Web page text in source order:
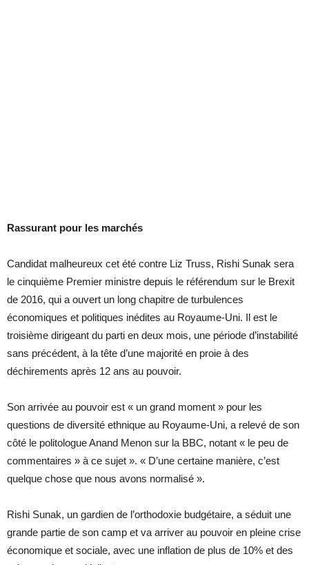
Rassurant pour les marchés
Candidat malheureux cet été contre Liz Truss, Rishi Sunak sera
le cinquième Premier ministre depuis le référendum sur le Brexit
de 2016, qui a ouvert un long chapitre de turbulences
économiques et politiques inédites au Royaume-Uni. Il est le
troisième dirigeant du parti en deux mois, une période d’instabilité
sans précédent, à la tête d’une majorité en proie à des
déchirements après 12 ans au pouvoir.
Son arrivée au pouvoir est « un grand moment » pour les
questions de diversité ethnique au Royaume-Uni, a relevé de son
côté le politologue Anand Menon sur la BBC, notant « le peu de
commentaires » à ce sujet ». « D’une certaine manière, c’est
quelque chose que nous avons normalisé ».
Rishi Sunak, un gardien de l’orthodoxie budgétaire, a séduit une
grande partie de son camp et va arriver au pouvoir en pleine crise
économique et sociale, avec une inflation de plus de 10% et des